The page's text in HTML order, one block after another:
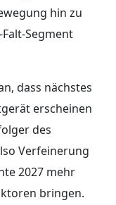
hin zu
Segment
dass nächstes
erscheinen
des
Verfeinerung
2027 mehr
bringen.